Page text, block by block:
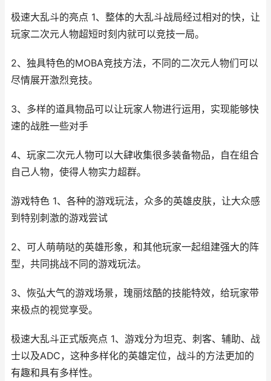
极速大乱斗的亮点 1、整体的大乱斗战局经过相对的快，让
玩家二次元人物超短时刻内就可以竞技一局。
2、独具特色的MOBA竞技方法，不同的二次元人物们可以
尽情展开激烈竞技。
3、多样的道具物品可以让玩家人物进行运用，实现能够快
速的战胜一些对手
4、玩家二次元人物可以大肆收集很多装备物品，自在组合
自己人物，使得人物实力超群。
游戏特色 1、各种的游戏玩法，众多的英雄皮肤，让大众感
到特别刺激的游戏尝试
2、可人萌萌哒的英雄形象，和其他玩家一起组建强大的阵
型，共同挑战不同的游戏玩法。
3、恢弘大气的游戏场景，瑰丽炫酷的技能特效，给玩家带
来极点的视觉享受。
极速大乱斗正式版亮点 1、游戏分为坦克、刺客、辅助、战
士以及ADC，这种多样化的英雄定位，战斗的方法更加的
有趣和具有多样性。